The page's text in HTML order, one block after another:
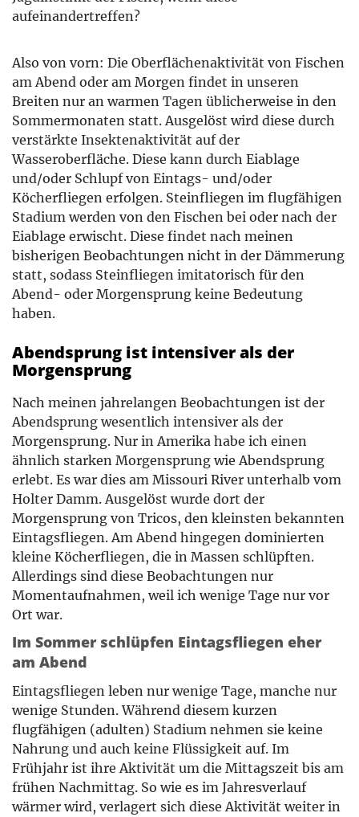
aufeinandertreffen?
Also von vorn: Die Oberflächenaktivität von Fischen
am Abend oder am Morgen findet in unseren
Breiten nur an warmen Tagen üblicherweise in den
Sommermonaten statt. Ausgelöst wird diese durch
verstärkte Insektenaktivität auf der
Wasseroberfläche. Diese kann durch Eiablage
und/oder Schlupf von Eintags- und/oder
Köcherfliegen erfolgen. Steinfliegen im flugfähigen
Stadium werden von den Fischen bei oder nach der
Eiablage erwischt. Diese findet nach meinen
bisherigen Beobachtungen nicht in der Dämmerung
statt, sodass Steinfliegen imitatorisch für den
Abend- oder Morgensprung keine Bedeutung
haben.
Abendsprung ist intensiver als der
Morgensprung
Nach meinen jahrelangen Beobachtungen ist der
Abendsprung wesentlich intensiver als der
Morgensprung. Nur in Amerika habe ich einen
ähnlich starken Morgensprung wie Abendsprung
erlebt. Es war dies am Missouri River unterhalb vom
Holter Damm. Ausgelöst wurde dort der
Morgensprung von Tricos, den kleinsten bekannten
Eintagsfliegen. Am Abend hingegen dominierten
kleine Köcherfliegen, die in Massen schlüpften.
Allerdings sind diese Beobachtungen nur
Momentaufnahmen, weil ich wenige Tage nur vor
Ort war.
Im Sommer schlüpfen Eintagsfliegen eher
am Abend
Eintagsfliegen leben nur wenige Tage, manche nur
wenige Stunden. Während diesem kurzen
flugfähigen (adulten) Stadium nehmen sie keine
Nahrung und auch keine Flüssigkeit auf. Im
Frühjahr ist ihre Aktivität um die Mittagszeit bis am
frühen Nachmittag. So wie es im Jahresverlauf
wärmer wird, verlagert sich diese Aktivität weiter in